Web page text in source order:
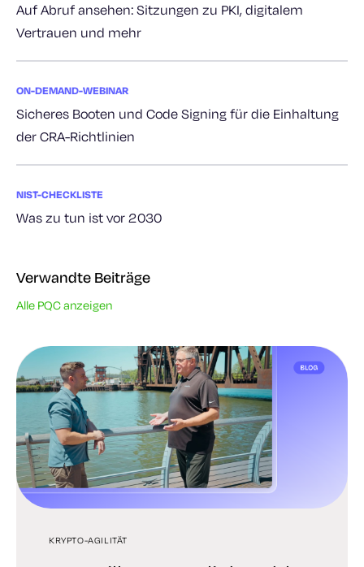
Auf Abruf ansehen: Sitzungen zu PKI, digitalem
Vertrauen und mehr
ON-DEMAND-WEBINAR
Sicheres Booten und Code Signing für die Einhaltung
der CRA-Richtlinien
NIST-CHECKLISTE
Was zu tun ist vor 2030
Verwandte Beiträge
Alle PQC anzeigen
KRYPTO-AGILITÄT
PQC
PQC